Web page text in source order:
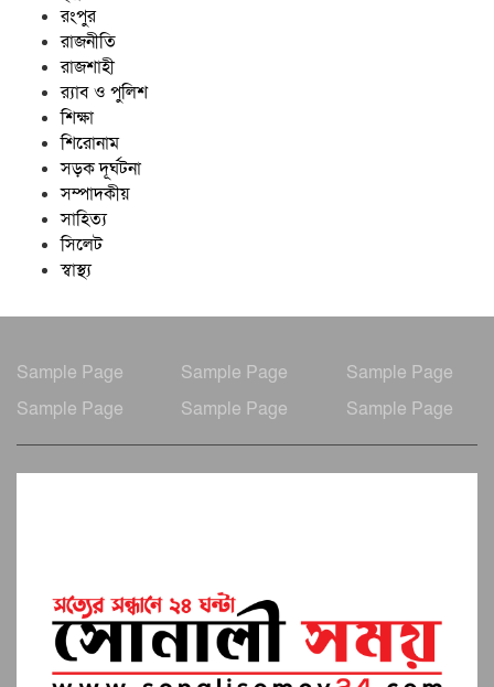
রংপুর
রাজনীতি
রাজশাহী
র‍্যাব ও পুলিশ
শিক্ষা
শিরোনাম
সড়ক দূর্ঘটনা
সম্পাদকীয়
সাহিত্য
সিলেট
স্বাস্থ্য
Sample Page Sample Page
Sample Page
Sample Page
Sample Page Sample Page